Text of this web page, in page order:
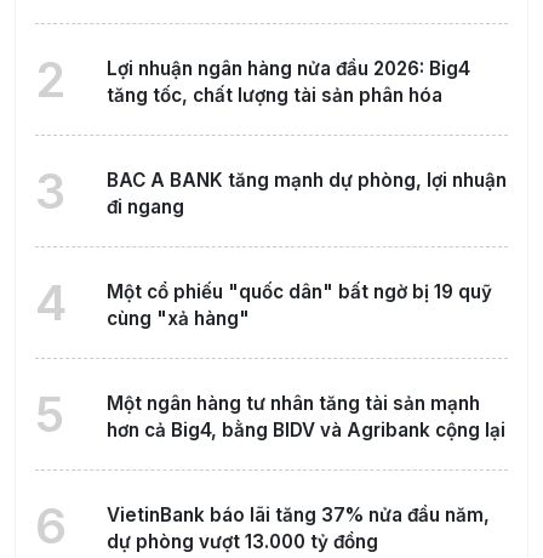
2
Lợi nhuận ngân hàng nửa đầu 2026: Big4
tăng tốc, chất lượng tài sản phân hóa
3
BAC A BANK tăng mạnh dự phòng, lợi nhuận
đi ngang
4
Một cổ phiếu "quốc dân" bất ngờ bị 19 quỹ
cùng "xả hàng"
5
Một ngân hàng tư nhân tăng tài sản mạnh
hơn cả Big4, bằng BIDV và Agribank cộng lại
6
VietinBank báo lãi tăng 37% nửa đầu năm,
dự phòng vượt 13.000 tỷ đồng